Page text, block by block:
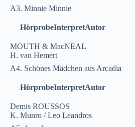
A3. Minnie Minnie
HörprobeInterpretAutor
MOUTH & MacNEAL
H. van Hemert
A4. Schönes Mädchen aus Arcadia
HörprobeInterpretAutor
Demis ROUSSOS
K. Munro / Leo Leandros